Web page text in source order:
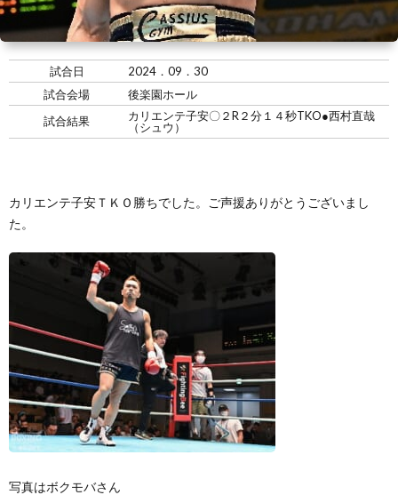
果
ナ
ー
練
習
生
ム
の
練
お
問
い
試合日
2024．09．30
試合会場
後楽園ホール
試合結果
カリエンテ子安〇２R２分１４秒TKO●西村直哉
（シュウ）
カリエンテ子安ＴＫＯ勝ちでした。ご声援ありがとうございまし
た。
写真はボクモバさん